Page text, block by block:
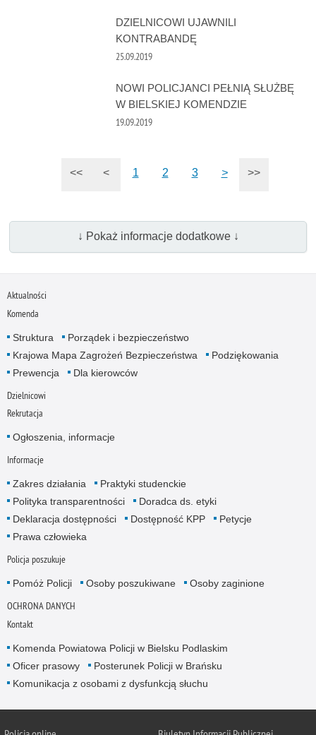
DZIELNICOWI UJAWNILI
KONTRABANDĘ
25.09.2019
NOWI POLICJANCI PEŁNIĄ SŁUŻBĘ
W BIELSKIEJ KOMENDZIE
19.09.2019
<< < 1 2 3 > >>
↓ Pokaż informacje dodatkowe ↓
Aktualności
Komenda
Struktura
Porządek i bezpieczeństwo
Krajowa Mapa Zagrożeń Bezpieczeństwa
Podziękowania
Prewencja
Dla kierowców
Dzielnicowi
Rekrutacja
Ogłoszenia, informacje
Informacje
Zakres działania
Praktyki studenckie
Polityka transparentności
Doradca ds. etyki
Deklaracja dostępności
Dostępność KPP
Petycje
Prawa człowieka
Policja poszukuje
Pomóż Policji Osoby poszukiwane Osoby zaginione
OCHRONA DANYCH
Kontakt
Komenda Powiatowa Policji w Bielsku Podlaskim
Oficer prasowy
Posterunek Policji w Brańsku
Komunikacja z osobami z dysfunkcją słuchu